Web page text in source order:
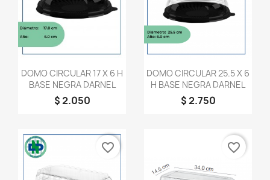
Vista rápida
DOMO CIRCULAR 17 X 6 H
BASE NEGRA DARNEL
$ 2.050
Vista rápida
DOMO CIRCULAR 25.5 X 6
H BASE NEGRA DARNEL
$ 2.750
favorite_border favorite_border